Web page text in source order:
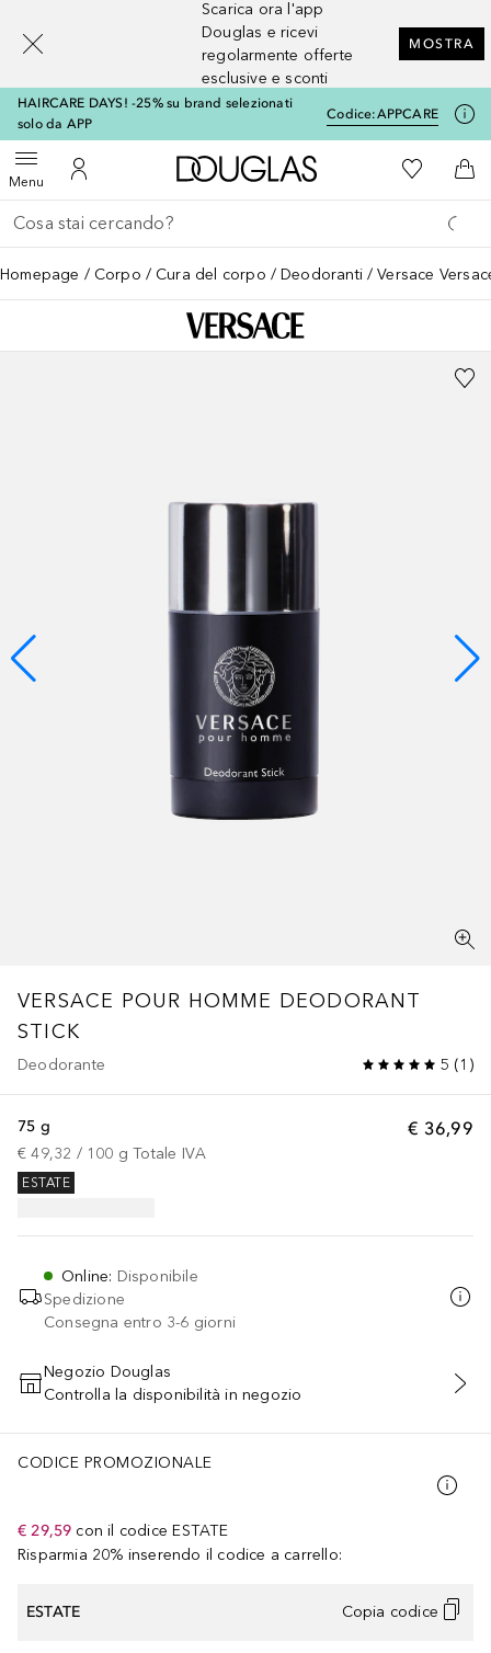
Scarica ora l'app
Douglas e ricevi
regolarmente offerte
esclusive e sconti
MOSTRA
HAIRCARE DAYS! -25% su brand selezionati
solo da APP
Codice:APPCARE
MenuApri menuAl Mio Account
A Douglas HomeAlla Mia
Al
Torna indietro
Esegui ricerca
Homepage Corpo Cura del corpo Deodoranti Versace
VERSACE POUR HOMME DEODORANT
STICK
Deodorante 5 (1 )
€ 36,99
75 g
€ 49,32 / 100 g Totale IVA
ESTATE
Online: Disponibile
Spedizione
Consegna entro 3-6 giorni
AGGIUNGI AL CARRELLO
Negozio Douglas
Controlla la disponibilità in negozio
CODICE PROMOZIONALE
€ 29,59 con il codice ESTATE
Risparmia 20% inserendo il codice a carrello:
ESTATE Copia codice
[navigation.slideout.screenreader]